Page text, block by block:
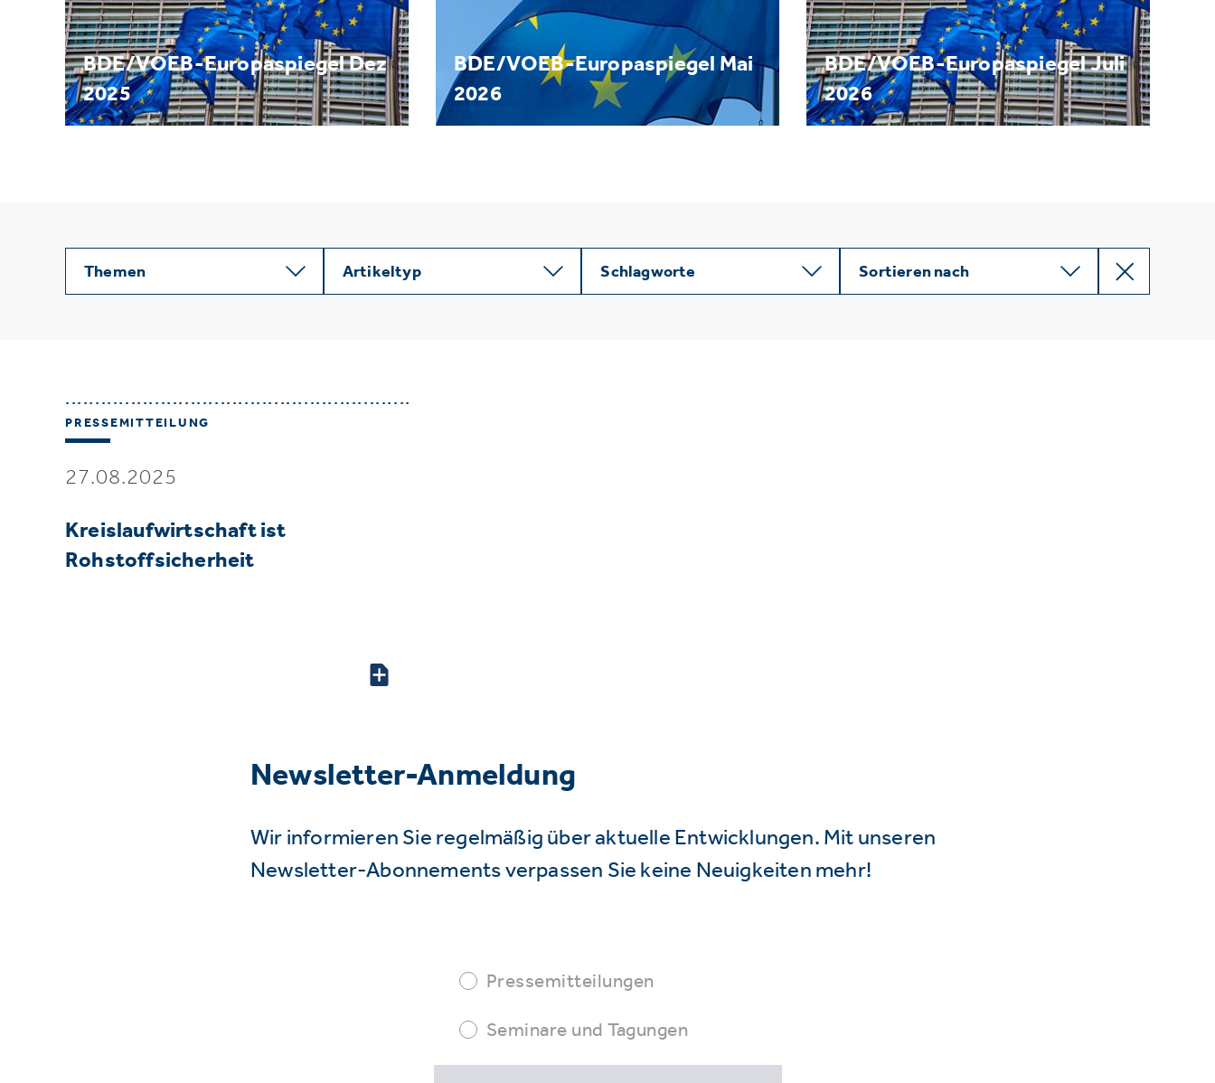
BDE/VOEB-Europaspiegel Dez
2025
BDE/VOEB-Europaspiegel Mai
2026
BDE/VOEB-Europaspiegel Juli
2026
Themen Artikeltyp Schlagworte Sortieren nach
PRESSEMITTEILUNG
27.08.2025
Kreislaufwirtschaft ist
Rohstoffsicherheit
Newsletter-Anmeldung
Wir informieren Sie regelmäßig über aktuelle Entwicklungen. Mit unseren
Newsletter-Abonnements verpassen Sie keine Neuigkeiten mehr!
Pressemitteilungen
Seminare und Tagungen